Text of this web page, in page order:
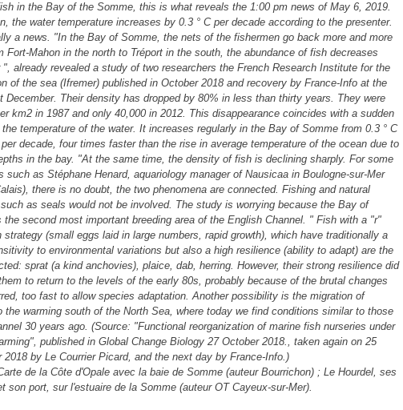
in the Bay of the Somme, this is what reveals the 1:00 pm news of May 6, 2019.
the water temperature increases by 0.3 ° C per decade according to the presenter.
a news. "In the Bay of Somme, the nets of the fishermen go back more and more
Fort-Mahon in the north to Tréport in the south, the abundance of fish decreases
", already revealed a study of two researchers the French Research Institute for the
of the sea (Ifremer) published in October 2018 and recovery by France-Info at the
December. Their density has dropped by 80% in less than thirty years. They were
km2 in 1987 and only 40,000 in 2012. This disappearance coincides with a sudden
temperature of the water. It increases regularly in the Bay of Somme from 0.3 ° C
decade, four times faster than the rise in average temperature of the ocean due to
in the bay. "At the same time, the density of fish is declining sharply. For some
such as Stéphane Henard, aquariology manager of Nausicaa in Boulogne-sur-Mer
there is no doubt, the two phenomena are connected. Fishing and natural
as seals would not be involved. The study is worrying because the Bay of
the second most important breeding area of ​​the English Channel. " Fish with a "r"
strategy (small eggs laid in large numbers, rapid growth), which have traditionally a
to environmental variations but also a high resilience (ability to adapt) are the
sprat (a kind anchovies), plaice, dab, herring. However, their strong resilience did
to return to the levels of the early 80s, probably because of the brutal changes
too fast to allow species adaptation. Another possibility is the migration of
the warming south of the North Sea, where today we find conditions similar to those
30 years ago. (Source: "Functional reorganization of marine fish nurseries under
published in Global Change Biology 27 October 2018., taken again on 25
2018 by Le Courrier Picard, and the next day by France-Info.)
de la Côte d'Opale avec la baie de Somme (auteur Bourrichon) ; Le Hourdel, ses
son port, sur l'estuaire de la Somme (auteur OT Cayeux-sur-Mer).